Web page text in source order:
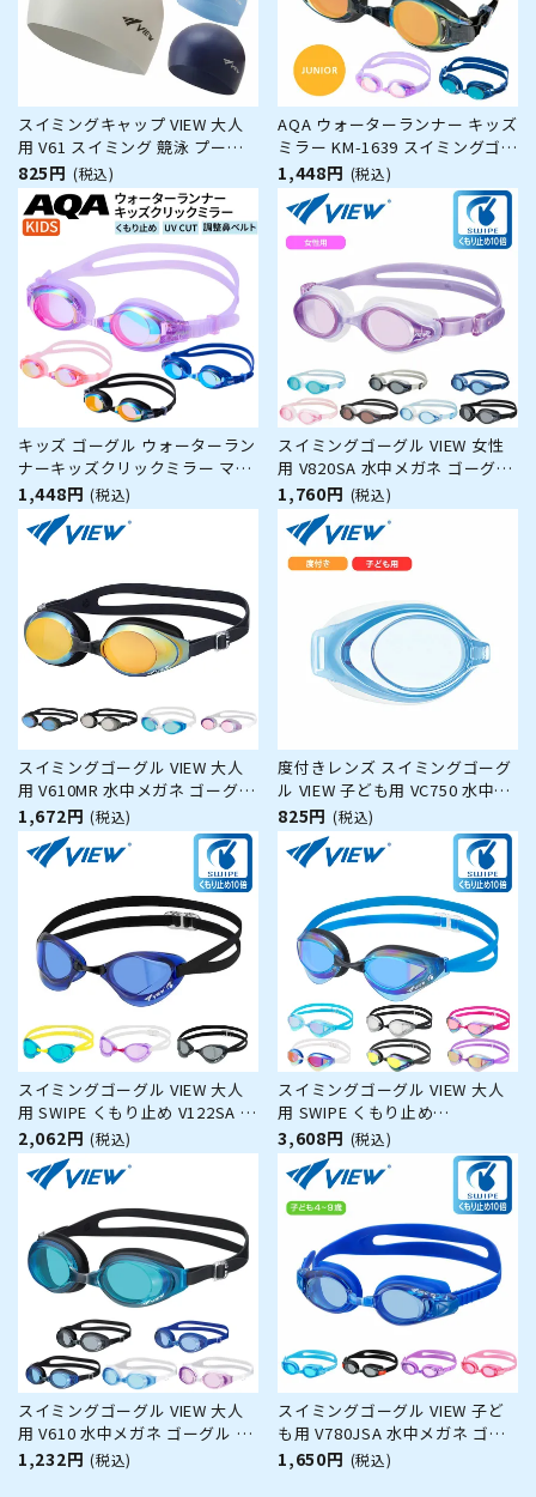
スイミングキャップ VIEW 大人
用 V61 スイミング 競泳 プール
水泳 男女兼用 ジム フィットネ
ス
825円 (税込)
AQA ウォーターランナー キッズ
ミラー KM-1639 スイミングゴー
グル キッズ ユニセックス ゴー
グル 水泳ゴーグル
1,448円 (税込)
キッズ ゴーグル ウォーターラン
ナーキッズクリックミラー マリ
ン用品 シュノーケリング 海水浴
ビーチ レジャー 子供用 シリコ
ン素材 UVCUT くもり止め 調節
AQA 海遊び
1,448円 (税込)
スイミングゴーグル VIEW 女性
用 V820SA 水中メガネ ゴーグル
水中眼鏡 スイミング プール 競
泳 水泳 ジム フィットネス スイ
ムゴーグル
1,760円 (税込)
スイミングゴーグル VIEW 大人
用 V610MR 水中メガネ ゴーグル
水中眼鏡 スイミング プール 競
泳 水泳 ジム フィットネス スイ
ムゴーグル
1,672円 (税込)
度付きレンズ スイミングゴーグ
ル VIEW 子ども用 VC750 水中メ
ガネ ゴーグル 水中眼鏡 スイミ
ング プール 競泳 水泳 ジム フィ
ットネス スイムゴーグル
825円 (税込)
スイミングゴーグル VIEW 大人
用 SWIPE くもり止め V122SA 水
中メガネ ゴーグル 水中眼鏡 ス
イミング プール 競泳 水泳 ジム
フィットネス スイムゴーグル
2,062円 (税込)
スイミングゴーグル VIEW 大人
用 SWIPE くもり止め
V230SAMC 水中メガネ ゴーグル
水中眼鏡 スイミング プール 競
泳 水泳 ジム フィットネス スイ
ムゴーグル
3,608円 (税込)
スイミングゴーグル VIEW 大人
用 V610 水中メガネ ゴーグル 水
中眼鏡 スイミング プール 競泳
1,232円 (税込)
スイミングゴーグル VIEW 子ど
も用 V780JSA 水中メガネ ゴー
グル 水中眼鏡 スイミング プー
1,650円 (税込)